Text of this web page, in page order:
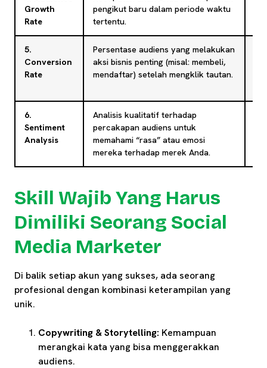
Growth
Rate
pengikut baru dalam periode waktu
tertentu.
5.
Conversion
Rate
Persentase audiens yang melakukan
aksi bisnis penting (misal: membeli,
mendaftar) setelah mengklik tautan.
6.
Sentiment
Analysis
Analisis kualitatif terhadap
percakapan audiens untuk
memahami “rasa” atau emosi
mereka terhadap merek Anda.
Skill Wajib Yang Harus
Dimiliki Seorang Social
Media Marketer
Di balik setiap akun yang sukses, ada seorang
profesional dengan kombinasi keterampilan yang
unik.
Copywriting & Storytelling: Kemampuan
merangkai kata yang bisa menggerakkan
audiens.